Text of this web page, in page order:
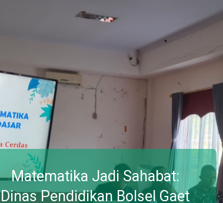
Matematika Jadi Sahabat:
Dinas Pendidikan Bolsel Gaet